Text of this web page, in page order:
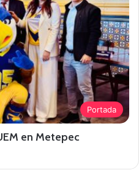
Portada
en Metepec